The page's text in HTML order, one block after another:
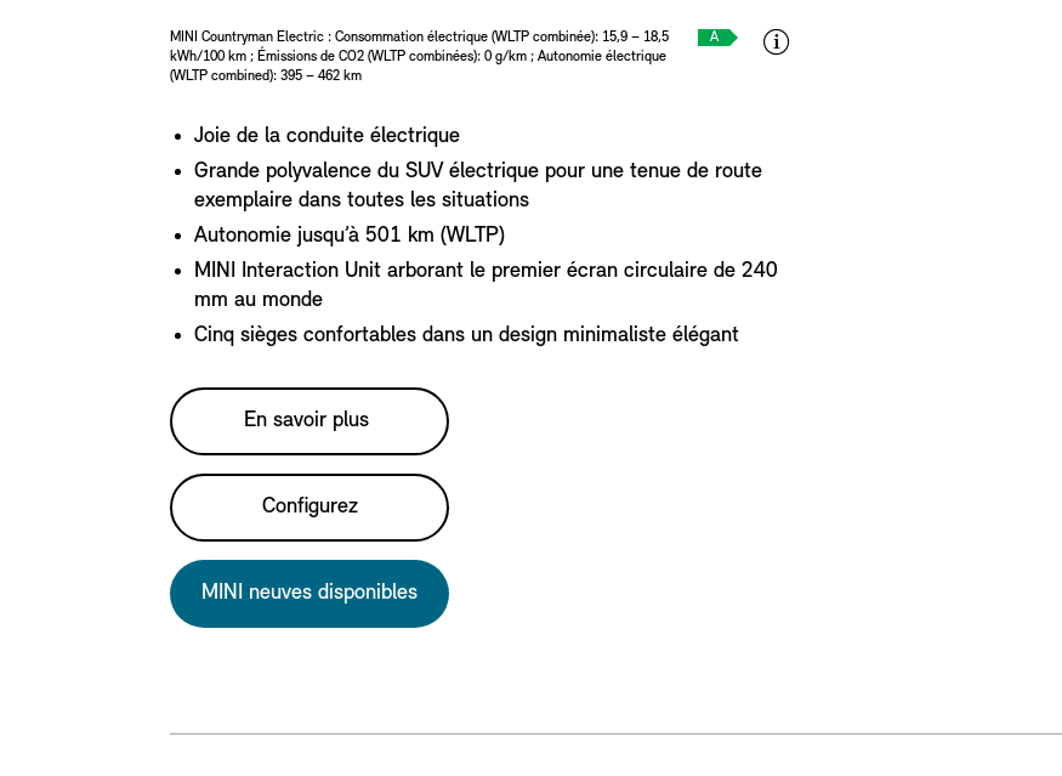
MINI Countryman Electric : Consommation électrique (WLTP combinée): 15,9 – 18,5
kWh/100 km ; Émissions de CO2 (WLTP combinées): 0 g/km ; Autonomie électrique
(WLTP combined): 395 – 462 km
A
Joie de la conduite électrique
Grande polyvalence du SUV électrique pour une tenue de route
exemplaire dans toutes les situations
Autonomie jusqu’à 501 km (WLTP)
MINI Interaction Unit arborant le premier écran circulaire de 240
mm au monde
Cinq sièges confortables dans un design minimaliste élégant
En savoir plus
Configurez
MINI neuves disponibles